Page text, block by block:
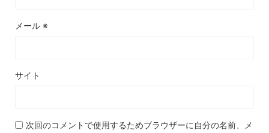
メール ※
サイト
次回のコメントで使用するためブラウザーに自分の名前、メ